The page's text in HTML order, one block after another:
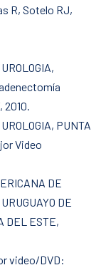
R, Sotelo RJ,
2010.
PUNTA
Video
DE
DE
DEL ESTE,
video/DVD: